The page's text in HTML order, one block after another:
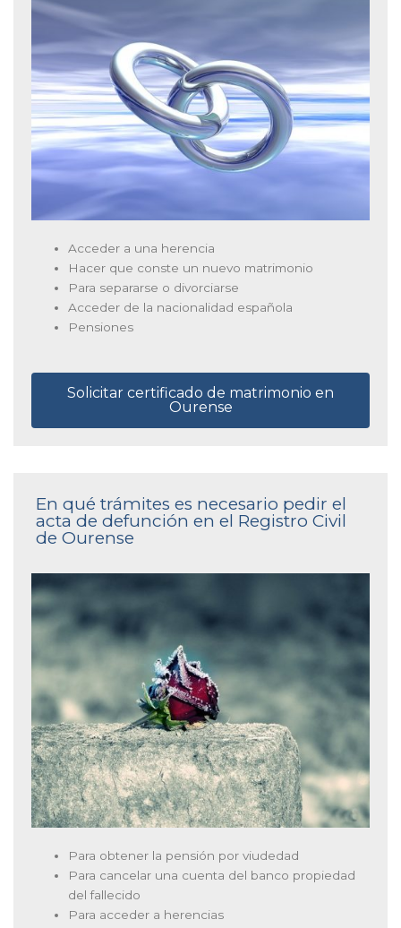
Acceder a una herencia
Hacer que conste un nuevo matrimonio
Para separarse o divorciarse
Acceder de la nacionalidad española
Pensiones
Solicitar certificado de matrimonio en
Ourense
En qué trámites es necesario pedir el
acta de defunción en el Registro Civil
de Ourense
Para obtener la pensión por viudedad
Para cancelar una cuenta del banco propiedad
del fallecido
Para acceder a herencias